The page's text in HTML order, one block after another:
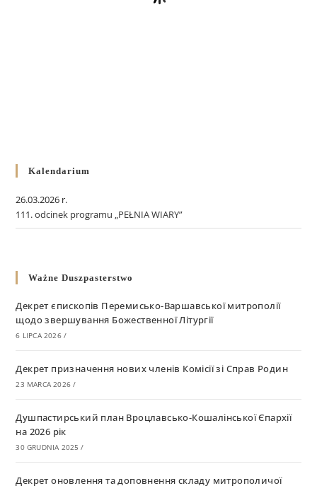
Kalendarium
26.03.2026 r.
111. odcinek programu „PEŁNIA WIARY”
Ważne Duszpasterstwo
Декрет єпископів Перемисько-Варшавської митрополії
щодо звершування Божественної Літургії
6 LIPCA 2026 /
Декрет призначення нових членів Комісії зі Справ Родин
23 MARCA 2026 /
Душпастирський план Вроцлавсько-Кошалінської Єпархії
на 2026 рік
30 GRUDNIA 2025 /
Декрет оновлення та доповнення складу митрополичої